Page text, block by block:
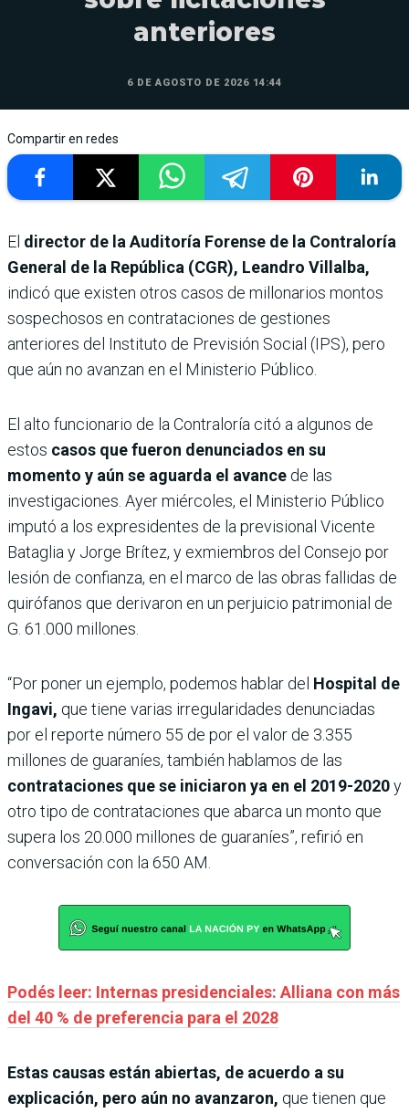
anteriores
6 DE AGOSTO DE 2026 14:44
Compartir en redes
El director de la Auditoría Forense de la Contraloría
General de la República (CGR), Leandro Villalba,
indicó que existen otros casos de millonarios montos
sospechosos en contrataciones de gestiones
anteriores del Instituto de Previsión Social (IPS), pero
que aún no avanzan en el Ministerio Público.
El alto funcionario de la Contraloría citó a algunos de
estos casos que fueron denunciados en su
momento y aún se aguarda el avance de las
investigaciones. Ayer miércoles, el Ministerio Público
imputó a los expresidentes de la previsional Vicente
Bataglia y Jorge Brítez, y exmiembros del Consejo por
lesión de confianza, en el marco de las obras fallidas de
quirófanos que derivaron en un perjuicio patrimonial de
G. 61.000 millones.
“Por poner un ejemplo, podemos hablar del Hospital de
Ingavi, que tiene varias irregularidades denunciadas
por el reporte número 55 de por el valor de 3.355
millones de guaraníes, también hablamos de las
contrataciones que se iniciaron ya en el 2019-2020y
otro tipo de contrataciones que abarca un monto que
supera los 20.000 millones de guaraníes”, refirió en
conversación con la 650 AM.
Podés leer: Internas presidenciales: Alliana con más
del 40 % de preferencia para el 2028
Estas causas están abiertas, de acuerdo a su
explicación, pero aún no avanzaron, que tienen que